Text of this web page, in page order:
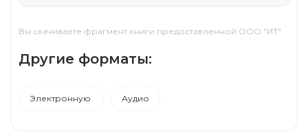
Вы скачиваете фрагмент книги предоставленной ООО "ИТ"
Другие форматы:
Электронную Аудио